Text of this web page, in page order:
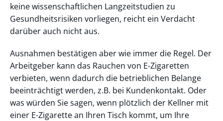
keine wissenschaftlichen Langzeitstudien zu
Gesundheitsrisiken vorliegen, reicht ein Verdacht
darüber auch nicht aus.
Ausnahmen bestätigen aber wie immer die Regel. Der
Arbeitgeber kann das Rauchen von E-Zigaretten
verbieten, wenn dadurch die betrieblichen Belange
beeinträchtigt werden, z.B. bei Kundenkontakt. Oder
was würden Sie sagen, wenn plötzlich der Kellner mit
einer E-Zigarette an Ihren Tisch kommt, um Ihre